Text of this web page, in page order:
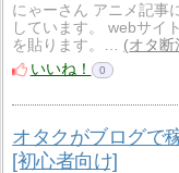
にゃーさん アニメ記事
しています。 webサイ
を貼ります。…
オタ断
いいね！
0
オタクがブログで
[初心者向け]